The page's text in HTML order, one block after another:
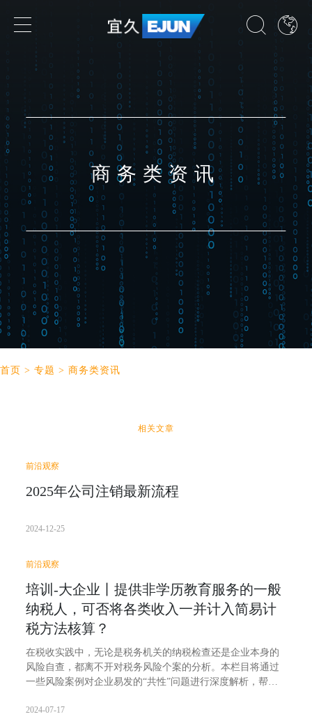
商务类资讯
首页 > 专题 > 商务类资讯
相关文章
前沿观察
2025年公司注销最新流程
2024-12-25
前沿观察
培训-大企业丨提供非学历教育服务的一般
纳税人，可否将各类收入一并计入简易计
税方法核算？
在税收实践中，无论是税务机关的纳税检查还是企业本身的
风险自查，都离不开对税务风险个案的分析。本栏目将通过
一些风险案例对企业易发的“共性”问题进行深度解析，帮助
供一次税务“健康体检”。
2024-07-17
专业领域
业务领域
行业领域
国家
了解我们的专业领域